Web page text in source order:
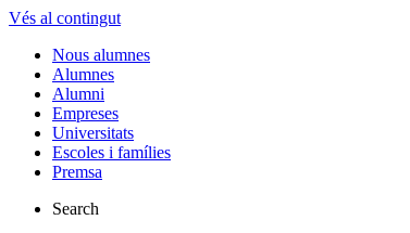
Vés al contingut
Nous alumnes
Alumnes
Alumni
Empreses
Universitats
Escoles i famílies
Premsa
Search